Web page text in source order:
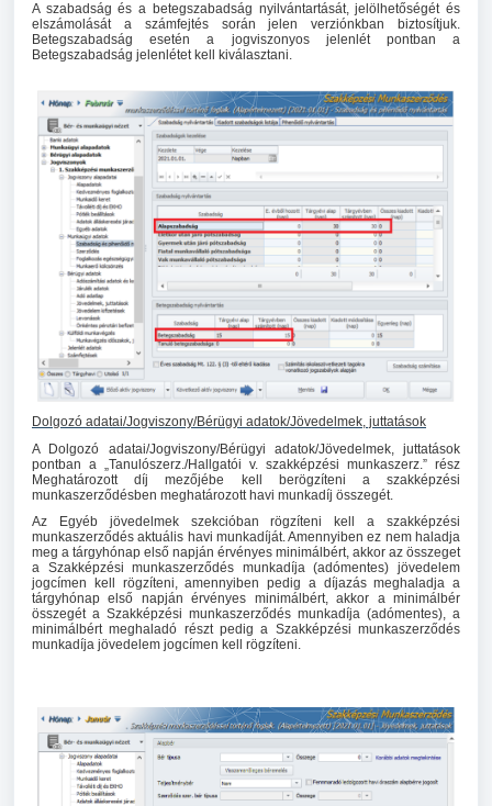
A szabadság és a betegszabadság nyilvántartását, jelölhetőségét és
elszámolását a számfejtés során jelen verziónkban biztosítjuk.
Betegszabadság esetén a jogviszonyos jelenlét pontban a
Betegszabadság jelenlétet kell kiválasztani.
Dolgozó adatai/Jogviszony/Bérügyi adatok/Jövedelmek, juttatások
A Dolgozó adatai/Jogviszony/Bérügyi adatok/Jövedelmek, juttatások
pontban a „Tanulószerz./Hallgatói v. szakképzési munkaszerz.” rész
Meghatározott díj mezőjébe kell berögzíteni a szakképzési
munkaszerződésben meghatározott havi munkadíj összegét.
Az Egyéb jövedelmek szekcióban rögzíteni kell a szakképzési
munkaszerződés aktuális havi munkadíját. Amennyiben ez nem haladja
meg a tárgyhónap első napján érvényes minimálbért, akkor az összeget
a Szakképzési munkaszerződés munkadíja (adómentes) jövedelem
jogcímen kell rögzíteni, amennyiben pedig a díjazás meghaladja a
tárgyhónap első napján érvényes minimálbért, akkor a minimálbér
összegét a Szakképzési munkaszerződés munkadíja (adómentes), a
minimálbért meghaladó részt pedig a Szakképzési munkaszerződés
munkadíja jövedelem jogcímen kell rögzíteni.